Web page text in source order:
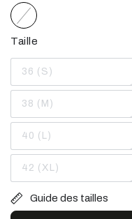
Taille
36 (S)
Variante
épuisée
indisponible
38 (M)
Variante
épuisée
indisponible
40 (L)
Variante
épuisée
indisponible
42 (XL)
Variante
épuisée
indisponible
Guide des tailles